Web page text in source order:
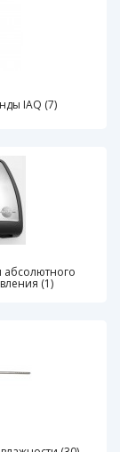
IAQ (7)
(1)